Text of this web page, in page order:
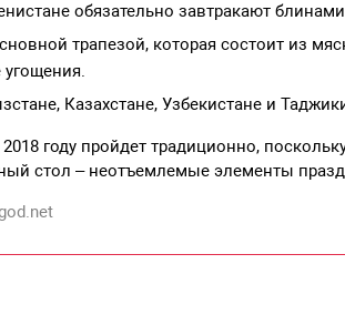
обязательно завтракают
трапезой, которая состоит из
угощения.
Казахстане, Узбекистане и
году пройдет традиционно,
стол – неотъемлемые элементы